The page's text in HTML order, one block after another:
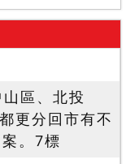
山區、北投
更分回市有不
。7標